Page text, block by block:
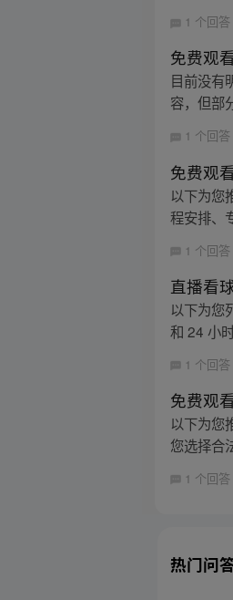
1 个回
免费观
目前没有
容，但部
1 个回
免费观
以下为您
程安排、
1 个回答
直播看
以下为您
和 24 小
1 个回答
免费观
以下为您
您选择合
1 个回
热门问